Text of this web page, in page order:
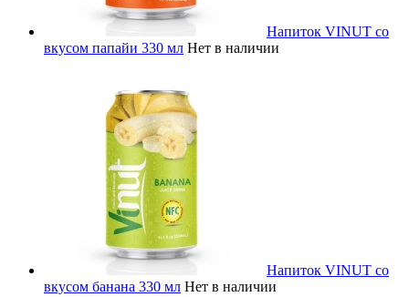
Напиток VINUT со
вкусом папайи 330 мл Нет в наличии
Напиток VINUT со
вкусом банана 330 мл Нет в наличии